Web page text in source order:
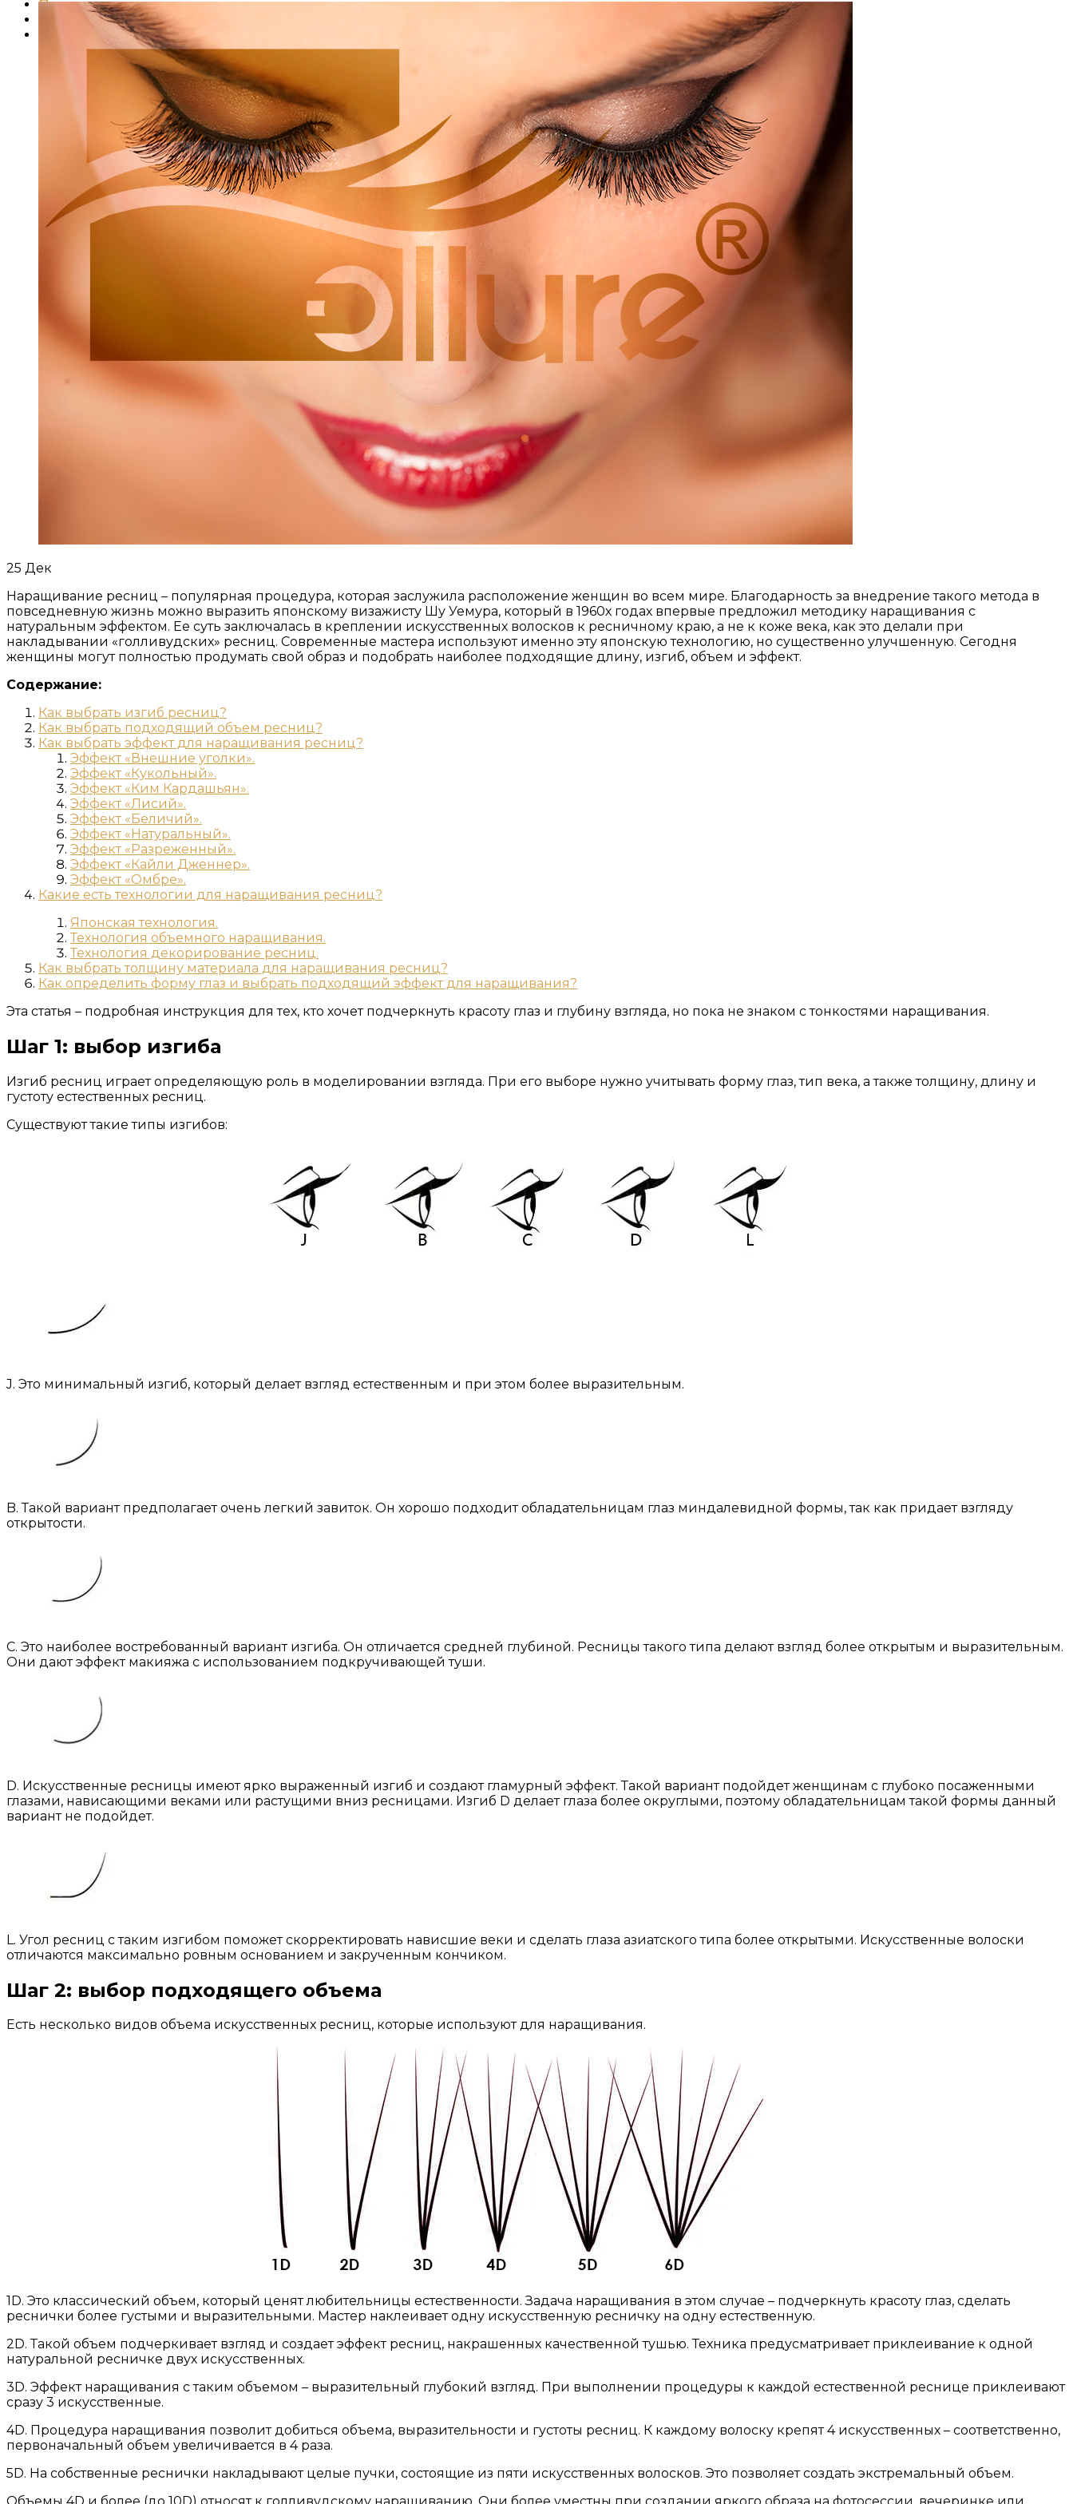
Представители школы
Представители продукции
Стать представителем продукции
25 Дек
Наращивание ресниц – популярная процедура, которая заслужила расположение женщин во всем мире. Благодарность за внедрение такого метода в
повседневную жизнь можно выразить японскому визажисту Шу Уемура, который в 1960х годах впервые предложил методику наращивания с
натуральным эффектом. Ее суть заключалась в креплении искусственных волосков к ресничному краю, а не к коже века, как это делали при
накладывании «голливудских» ресниц. Современные мастера используют именно эту японскую технологию, но существенно улучшенную. Сегодня
женщины могут полностью продумать свой образ и подобрать наиболее подходящие длину, изгиб, объем и эффект.
Содержание:
Как выбрать изгиб ресниц?
Как выбрать подходящий объем ресниц?
Как выбрать эффект для наращивания ресниц?
Эффект «Внешние уголки».
Эффект «Кукольный».
Эффект «Ким Кардашьян».
Эффект «Лисий».
Эффект «Беличий».
Эффект «Натуральный».
Эффект «Разреженный».
Эффект «Кайли Дженнер».
Эффект «Омбре».
Какие есть технологии для наращивания ресниц?
Японская технология.
Технология объемного наращивания.
Технология декорирование ресниц.
Как выбрать толщину материала для наращивания ресниц?
Как определить форму глаз и выбрать подходящий эффект для наращивания?
Эта статья – подробная инструкция для тех, кто хочет подчеркнуть красоту глаз и глубину взгляда, но пока не знаком с тонкостями наращивания.
Шаг 1: выбор изгиба
Изгиб ресниц играет определяющую роль в моделировании взгляда. При его выборе нужно учитывать форму глаз, тип века, а также толщину, длину и
густоту естественных ресниц.
Существуют такие типы изгибов:
J. Это минимальный изгиб, который делает взгляд естественным и при этом более выразительным.
B. Такой вариант предполагает очень легкий завиток. Он хорошо подходит обладательницам глаз миндалевидной формы, так как придает взгляду
открытости.
С. Это наиболее востребованный вариант изгиба. Он отличается средней глубиной. Ресницы такого типа делают взгляд более открытым и выразительным.
Они дают эффект макияжа с использованием подкручивающей туши.
D. Искусственные ресницы имеют ярко выраженный изгиб и создают гламурный эффект. Такой вариант подойдет женщинам с глубоко посаженными
глазами, нависающими веками или растущими вниз ресницами. Изгиб D делает глаза более округлыми, поэтому обладательницам такой формы данный
вариант не подойдет.
L. Угол ресниц с таким изгибом поможет скорректировать нависшие веки и сделать глаза азиатского типа более открытыми. Искусственные волоски
отличаются максимально ровным основанием и закрученным кончиком.
Шаг 2: выбор подходящего объема
Есть несколько видов объема искусственных ресниц, которые используют для наращивания.
1D. Это классический объем, который ценят любительницы естественности. Задача наращивания в этом случае – подчеркнуть красоту глаз, сделать
реснички более густыми и выразительными. Мастер наклеивает одну искусственную ресничку на одну естественную.
2D. Такой объем подчеркивает взгляд и создает эффект ресниц, накрашенных качественной тушью. Техника предусматривает приклеивание к одной
натуральной ресничке двух искусственных.
3D. Эффект наращивания с таким объемом – выразительный глубокий взгляд. При выполнении процедуры к каждой естественной реснице приклеивают
сразу 3 искусственные.
4D. Процедура наращивания позволит добиться объема, выразительности и густоты ресниц. К каждому волоску крепят 4 искусственных – соответственно,
первоначальный объем увеличивается в 4 раза.
5D. На собственные реснички накладывают целые пучки, состоящие из пяти искусственных волосков. Это позволяет создать экстремальный объем.